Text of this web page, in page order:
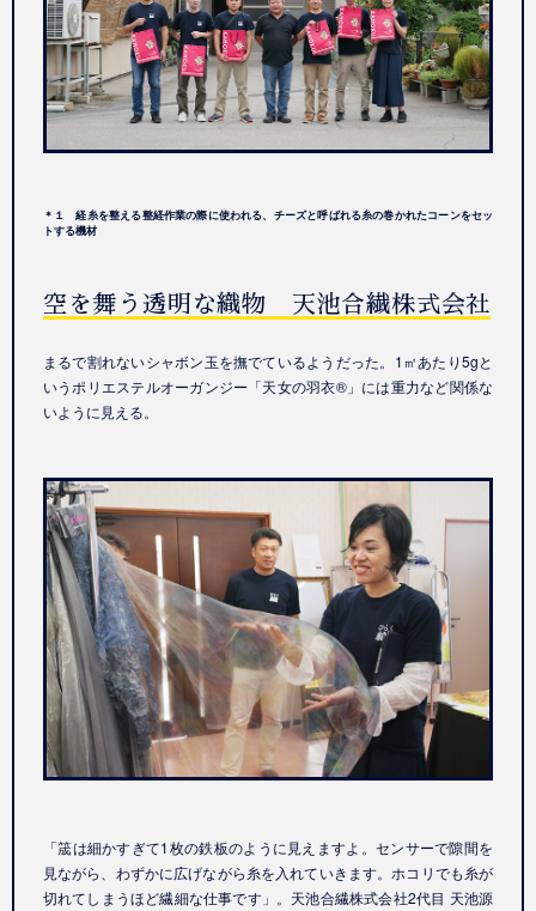
＊１ 経糸を整える整経作業の際に使われる、チーズと呼ばれる糸の巻かれたコーンをセッ
トする機材
空を舞う透明な織物 天池合繊株式会社
まるで割れないシャボン玉を撫でているようだった。 1 ㎡あたり5gと
いうポリエステルオーガンジー「天女の羽衣®」には重力など関係な
いように見える。
「筬は細かすぎて1枚の鉄板のように見えますよ。センサーで隙間を
見ながら、わずかに広げながら糸を入れていきます。ホコリでも糸が
切れてしまうほど繊細な仕事です」。天池合繊株式会社2代目 天池源